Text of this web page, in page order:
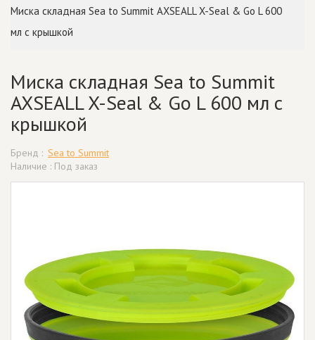
Миска складная Sea to Summit AXSEALL X-Seal & Go L 600
мл с крышкой
Миска складная Sea to Summit
AXSEALL X-Seal & Go L 600 мл с
крышкой
Бренд : Sea to Summit
Наличие : Под заказ